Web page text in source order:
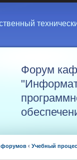
Форум
форумов ‹ Учебный